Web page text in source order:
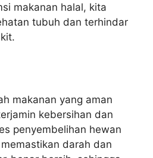
makanan halal, kita
tubuh dan terhindar
makanan yang aman
kebersihan dan
penyembelihan hewan
darah dan